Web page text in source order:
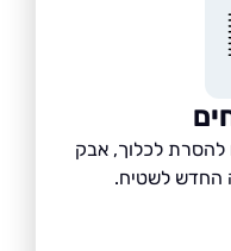
לכלוך, אבק